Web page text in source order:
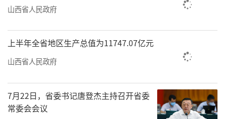
间，充分发挥专业特长，通过教学查房、临床
规范的操作流程毫无保留地传授给当地医护人
员。多项新技术、新项目从无到有、从有到
有保障、专科服务更加完善，群众“看病不出
州、大病不远行”的愿望正逐步成为现实。
山西省人民政府
上半年全省地区生产总值为11747.07亿元
山西省人民政府
7月22日，省委书记唐登杰主持召开省委
常委会会议